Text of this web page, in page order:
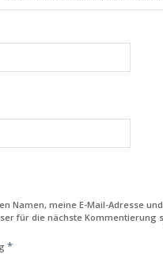
Namen, meine E-Mail-Adresse
für die nächste Kommentierung
*